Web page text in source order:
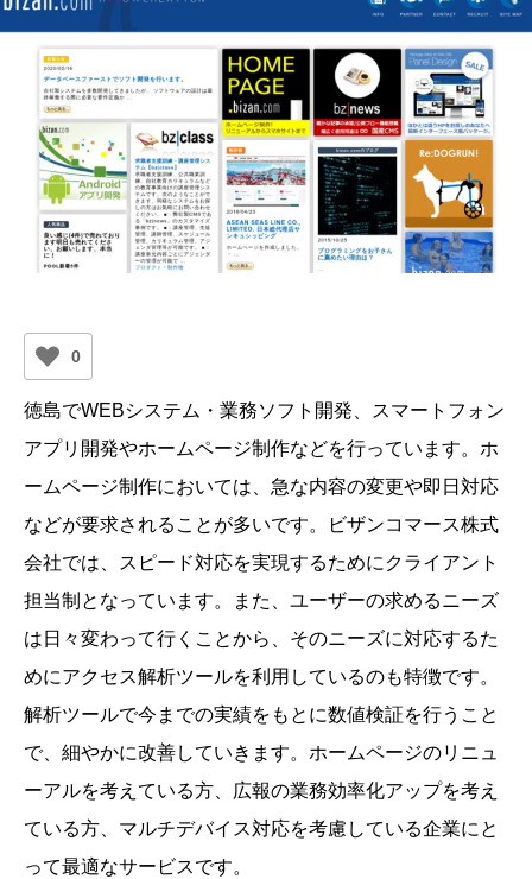
0
徳島でWEBシステム・業務ソフト開発、スマートフォン
アプリ開発やホームページ制作などを行っています。ホ
ームページ制作においては、急な内容の変更や即日対応
などが要求されることが多いです。ビザンコマース株式
会社では、スピード対応を実現するためにクライアント
担当制となっています。また、ユーザーの求めるニーズ
は日々変わって行くことから、そのニーズに対応するた
めにアクセス解析ツールを利用しているのも特徴です。
解析ツールで今までの実績をもとに数値検証を行うこと
で、細やかに改善していきます。ホームページのリニュ
ーアルを考えている方、広報の業務効率化アップを考え
ている方、マルチデバイス対応を考慮している企業にと
って最適なサービスです。